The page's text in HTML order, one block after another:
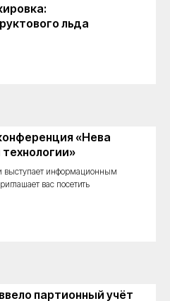
льда
«Нева
информационным
вас посетить
партионный учёт